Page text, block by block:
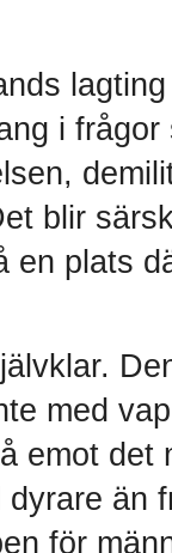
i
blir
en plats
med
emot det
än
för